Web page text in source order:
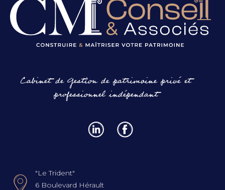
"Le Trident"
6 Boulevard Hérault
Cabinet de Gestion de patrimoine privé et
professionnel indépendant